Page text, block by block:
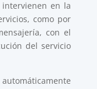
intervienen en la
como por
con el
del servicio